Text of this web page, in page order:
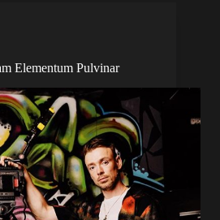
Elementum Pulvinar